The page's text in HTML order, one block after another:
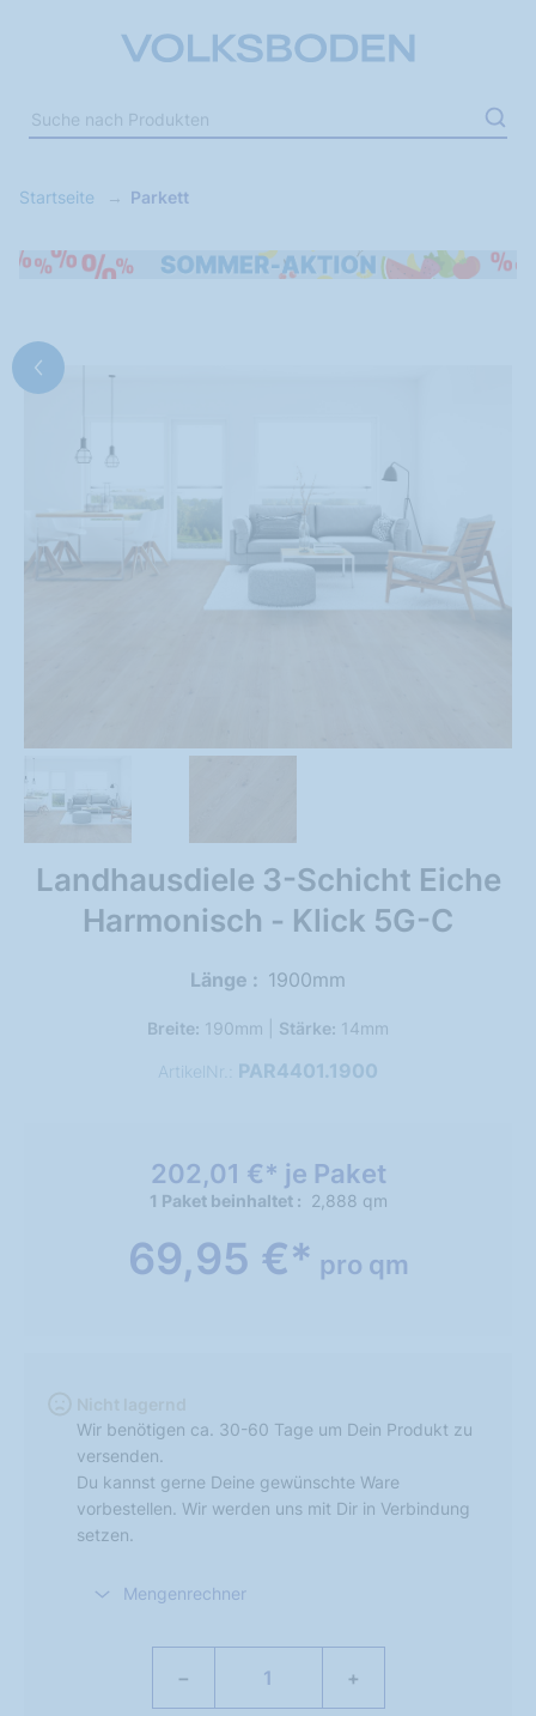
Startseite Parkett
Landhausdiele 3-Schicht Eiche
Harmonisch - Klick 5G-C
Länge 1900mm
Breite: 190mm | Stärke: 14mm
ArtikelNr.: PAR4401.1900
202,01 €* je Paket
1 Paket beinhaltet 2,888 qm
69,95 €* pro qm
Wir benötigen ca. 30-60 Tage um Dein Produkt zu
versenden.
Du kannst gerne Deine gewünschte Ware
vorbestellen. Wir werden uns mit Dir in Verbindung
setzen.
Mengenrechner
− +